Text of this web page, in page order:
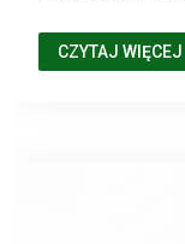
CZYTAJ WIĘCEJ